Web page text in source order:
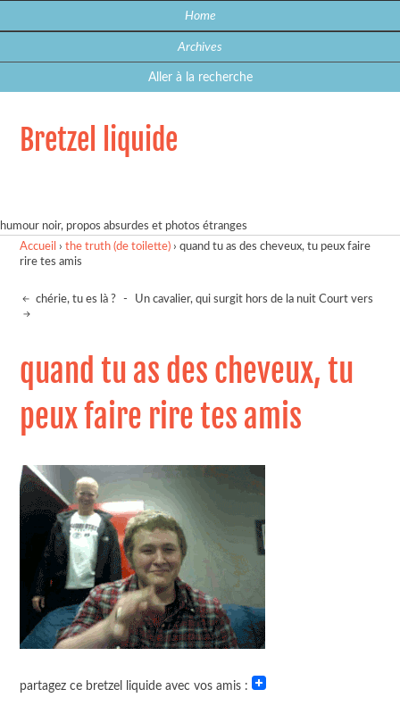
Home
Archives
Aller à la recherche
Bretzel liquide
humour noir, propos absurdes et photos étranges
Accueil ›the truth (de toilette) ›quand tu as des cheveux, tu peux faire
rire tes amis
chérie, tu es là ? - Un cavalier, qui surgit hors de la nuit Court vers
quand tu as des cheveux, tu
peux faire rire tes amis
partagez ce bretzel liquide avec vos amis :